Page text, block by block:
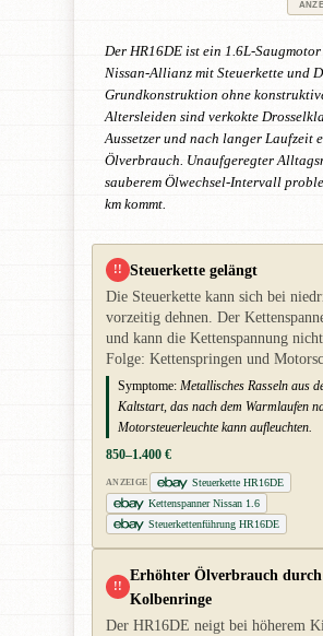
Der HR16DE ist ein 1.6L-
Nissan-Allianz mit Steuerkette und
Grundkonstruktion ohne
Altersleiden sind verkokte
Aussetzer und nach langer Laufzeit
Ölverbrauch. Unaufgeregter
sauberem Ölwechsel-Intervall
km kommt.
!! Steuerkette gelängt
Die Steuerkette kann sich bei
vorzeitig dehnen. Der
und kann die Kettenspannung
Folge: Kettenspringen und
Symptome: Metallisches Rasseln aus
Kaltstart, das nach dem Warmlaufen
Motorsteuerleuchte kann aufleuchten.
850–1.400 €
ANZEIGE
Steuerkette HR16DE
Kettenspanner Nissan 1.6
Steuerkettenführung HR16DE
!!
Erhöhter Ölverbrauch durch
Kolbenringe
Der HR16DE neigt bei höherem